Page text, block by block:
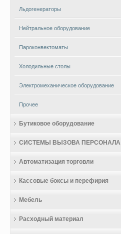
Льдогенераторы
Нейтральное оборудование
Пароконвектоматы
Холодильные столы
Электромеханическое оборудование
Прочее
Бутиковое оборудование
СИСТЕМЫ ВЫЗОВА ПЕРСОНАЛА
Автоматизация торговли
Кассовые боксы и перефирия
Мебель
Расходный материал